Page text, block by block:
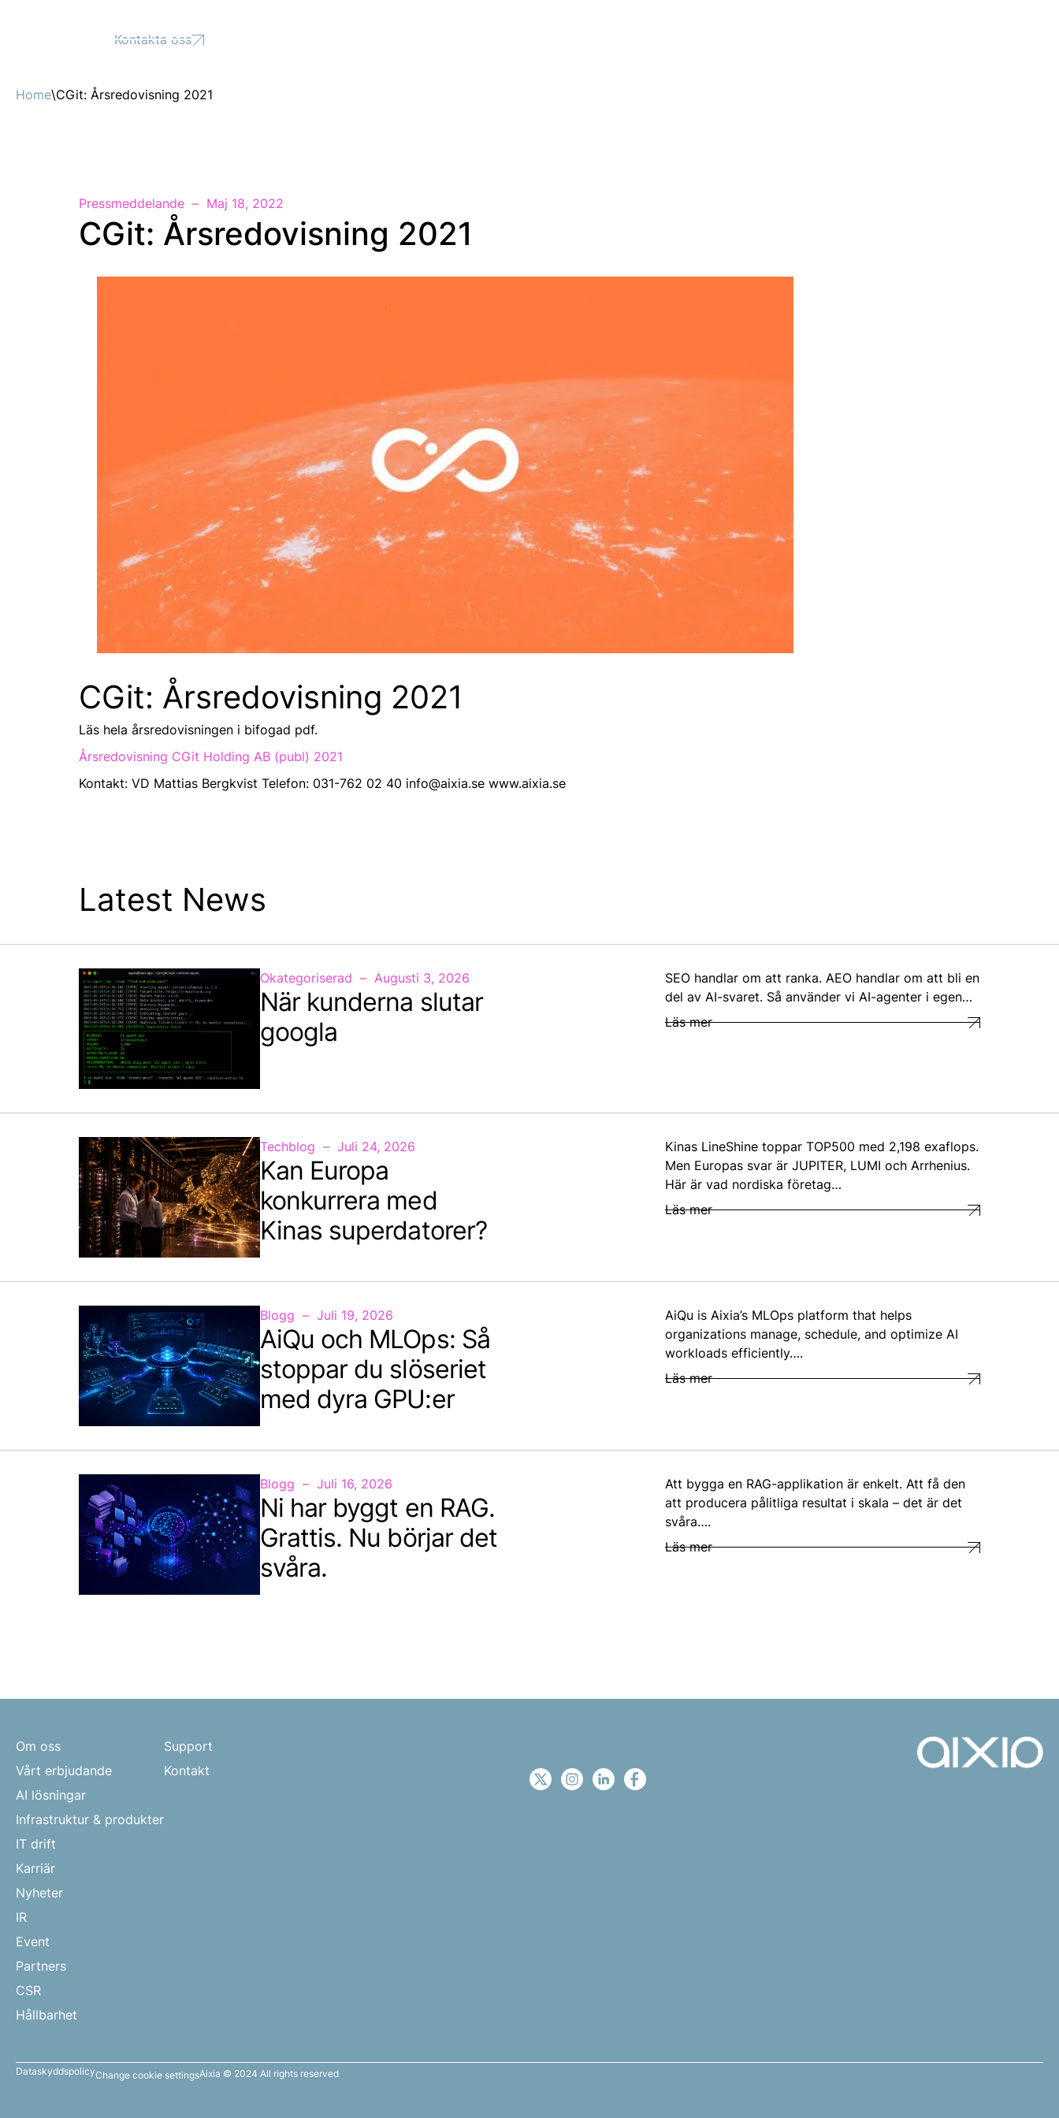
Kontakta oss
Home\CGit: Årsredovisning 2021
Pressmeddelande Maj 18, 2022
CGit: Årsredovisning 2021
CGit: Årsredovisning 2021
Läs hela årsredovisningen i bifogad pdf.
Årsredovisning CGit Holding AB (publ) 2021
Kontakt: VD Mattias Bergkvist Telefon: 031-762 02 40 info@aixia.se www.aixia.se
Latest News
Okategoriserad Augusti 3, 2026
När kunderna slutar
googla
SEO handlar om att ranka. AEO handlar om att bli en
del av AI-svaret. Så använder vi AI-agenter i egen…
Läs mer
Techblog Juli 24, 2026
Kan Europa
konkurrera med
Kinas superdatorer?
Kinas LineShine toppar TOP500 med 2,198 exaflops.
Men Europas svar är JUPITER, LUMI och Arrhenius.
Här är vad nordiska företag…
Läs mer
Blogg Juli 19, 2026
AiQu och MLOps: Så
stoppar du slöseriet
med dyra GPU:er
AiQu is Aixia’s MLOps platform that helps
organizations manage, schedule, and optimize AI
workloads efficiently….
Läs mer
Blogg Juli 16, 2026
Ni har byggt en RAG.
Grattis. Nu börjar det
svåra.
Att bygga en RAG-applikation är enkelt. Att få den
att producera pålitliga resultat i skala – det är det
svåra….
Läs mer
Om oss
Vårt erbjudande
AI lösningar
Infrastruktur & produkter
IT drift
Karriär
Nyheter
IR
Event
Partners
CSR
Hållbarhet
Support
Kontakt
DataskyddspolicyChange cookie settingsAixia © 2024 All rights reserved